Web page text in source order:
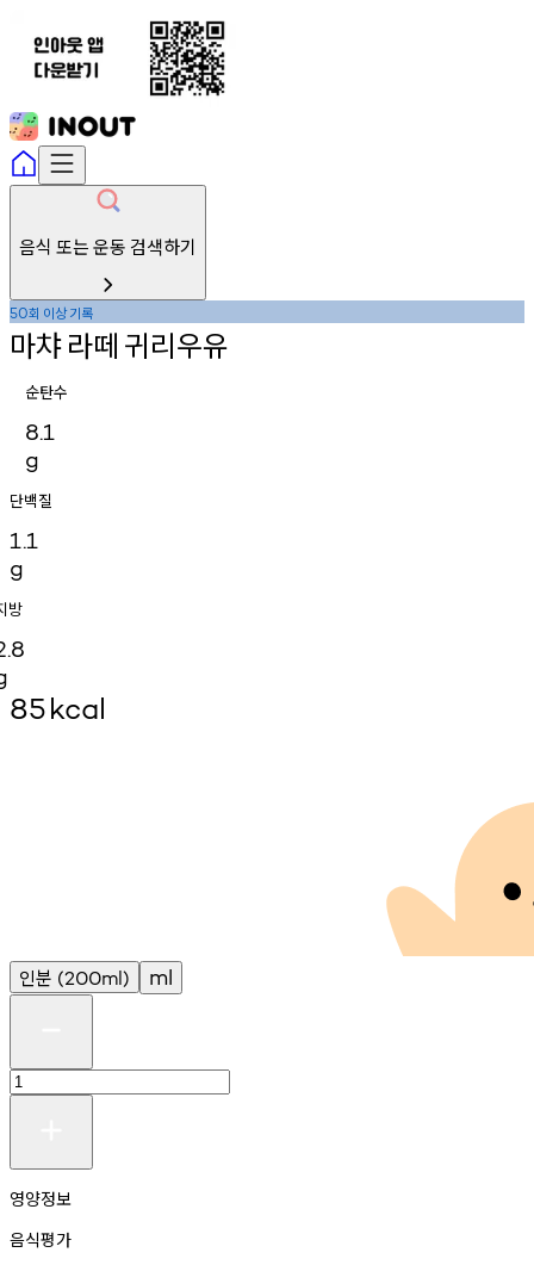
음식 또는 운동 검색하기
50회 이상기록
마챠라떼 귀리우유
순탄수
8.1
g
단백질
1.1
g
방
85kcal
인분 (200ml) ml
영양정보
음식평가